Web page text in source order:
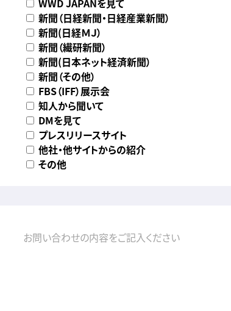
WWD JAPANを見て
新聞（日経新聞・日経産業新聞）
新聞(日経ＭＪ）
新聞（繊研新聞）
新聞(日本ネット経済新聞）
新聞（その他）
FBS（IFF）展示会
知人から聞いて
DMを見て
プレスリリースサイト
他社・他サイトからの紹介
その他